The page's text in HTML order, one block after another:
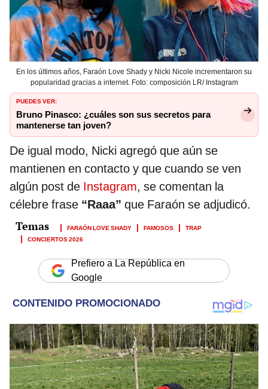
En los últimos años, Faraón Love Shady y Nicki Nicole incrementaron su
popularidad gracias a internet. Foto: composición LR/ Instagram
PUEDES VER:
Bruno Pinasco: ¿cuáles son sus secretos para
mantenerse tan joven?
De igual modo, Nicki agregó que aún se
mantienen en contacto y que cuando se ven
algún post de Instagram, se comentan la
célebre frase “Raaa” que Faraón se adjudicó.
FARAÓN LOVE SHADY FAMOSOS
TRAP
CONCIERTOS 2026
Prefiero a La República en
Google